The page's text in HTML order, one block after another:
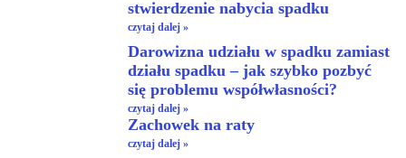
stwierdzenie nabycia spadku
czytaj dalej »
Darowizna udziału w spadku zamiast
działu spadku – jak szybko pozbyć
się problemu współwłasności?
czytaj dalej »
Zachowek na raty
czytaj dalej »